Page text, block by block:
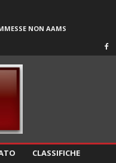
NON AAMS
CLASSIFICHE